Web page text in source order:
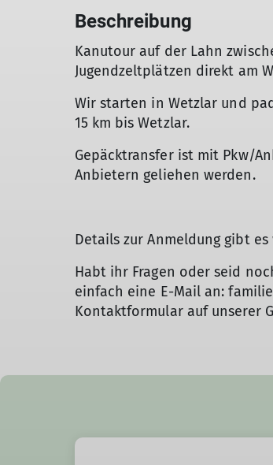
Beschreibung
Kanutour auf der Lahn
Jugendzeltplätzen direkt am
Wir starten in Wetzlar und
15 km bis Wetzlar.
Gepäcktransfer ist mit Pkw/
Anbietern geliehen werden.
Details zur Anmeldung gibt
Habt ihr Fragen oder seid
einfach eine E-Mail an:
Kontaktformular auf unserer